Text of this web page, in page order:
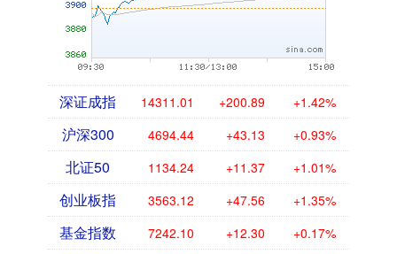
深证成指 14311.01 +200.89 +1.42%
沪深300 4694.44 +43.13 +0.93%
北证50 1134.24 +11.37 +1.01%
创业板指 3563.12 +47.56 +1.35%
基金指数 7242.10 +12.30 +0.17%